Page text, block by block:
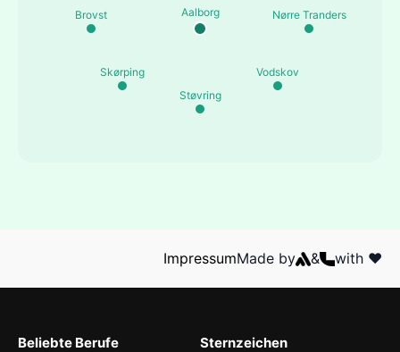
Aalborg Nørre Tranders
Vodskov
Støvring
Skørping
Brovst
ImpressumMade by & with ❤️
Beliebte Berufe Sternzeichen